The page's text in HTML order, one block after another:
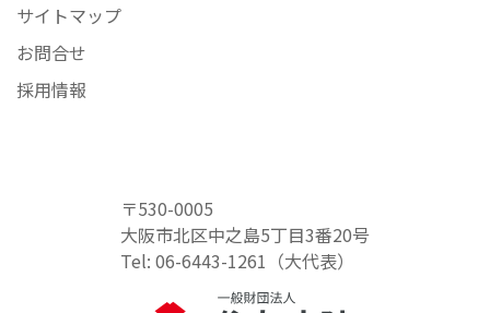
サイトマップ
お問合せ
採用情報
〒530-0005
大阪市北区中之島5丁目3番20号
Tel: 06-6443-1261（大代表）